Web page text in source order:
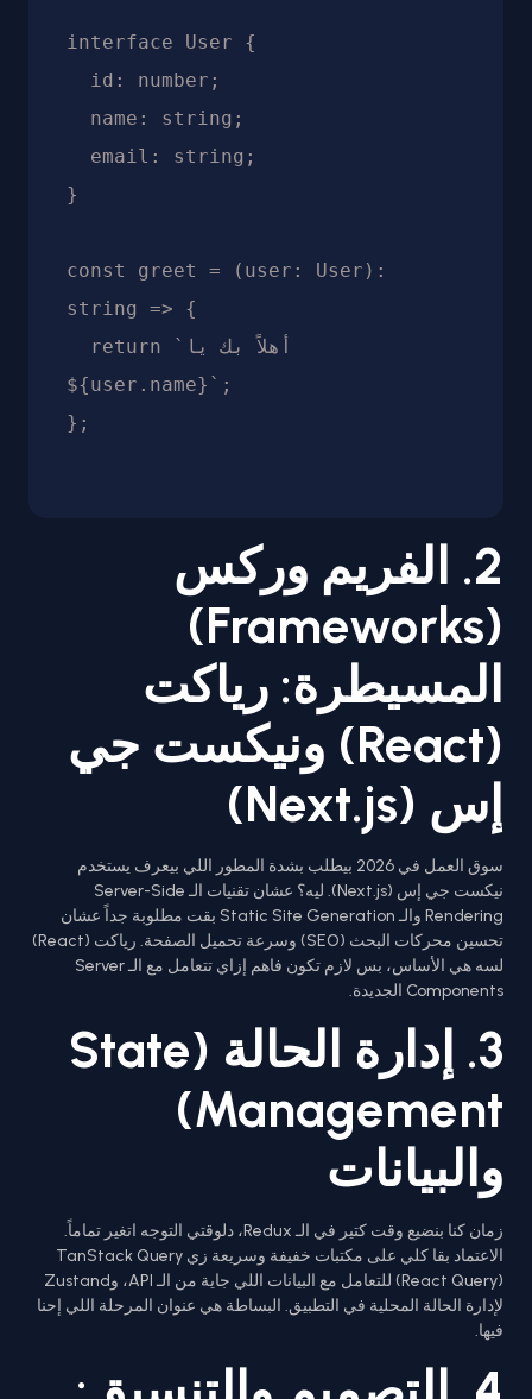
interface User {
}
const greet = (user: User):
string => {
${user.name}`;
2. الفريم وركس
(Frameworks)
المسيطرة: رياكت
(React) ونيكست جي
إس (Next.js)
سوق العمل في 2026 بيطلب بشدة المطور اللي بيعرف يستخدم
نيكست جي إس (Next.js). ليه؟ عشان تقنيات الـ Server-Side
Rendering والـ Static Site Generation بقت مطلوبة جداً عشان
تحسين محركات البحث (SEO) وسرعة تحميل الصفحة. رياكت (React)
لسه هي الأساس، بس لازم تكون فاهم إزاي تتعامل مع الـ Server
Components الجديدة.
3. إدارة الحالة (State
Management)
والبيانات
زمان كنا بنضيع وقت كتير في الـ Redux، دلوقتي التوجه اتغير تماماً.
الاعتماد بقا كلي على مكتبات خفيفة وسريعة زي TanStack Query
(React Query) للتعامل مع البيانات اللي جاية من الـ API، وZustand
لإدارة الحالة المحلية في التطبيق. البساطة هي عنوان المرحلة اللي إحنا
فيها.